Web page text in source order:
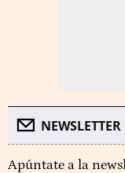
Apúntate a la